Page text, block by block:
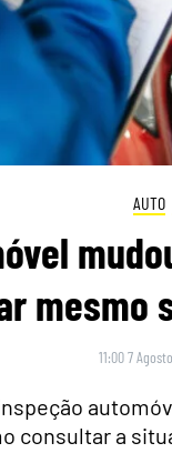
AUTO
mesmo
11:00 7
consultar a